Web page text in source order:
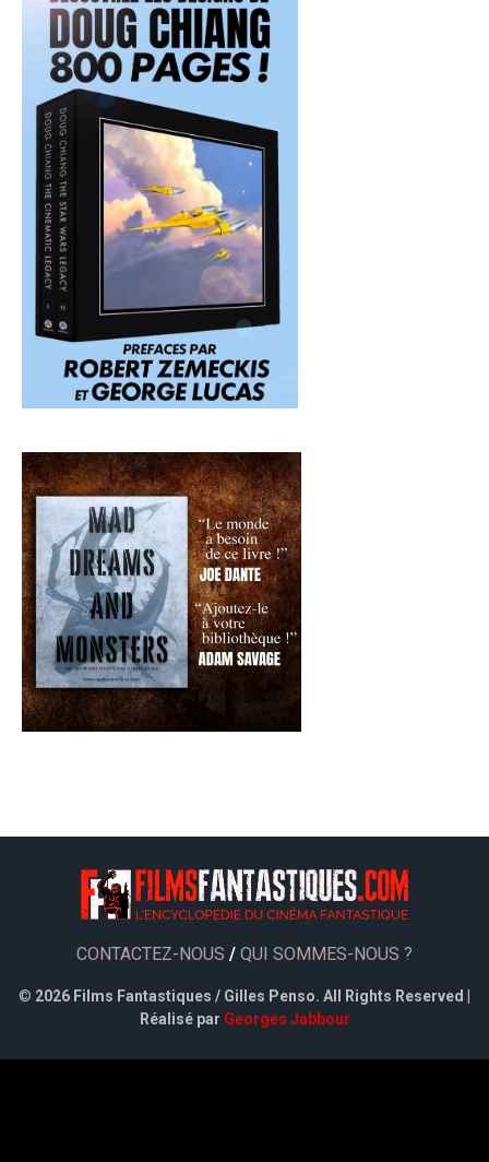
CONTACTEZ-NOUS / QUI SOMMES-NOUS ?
© 2026 Films Fantastiques / Gilles Penso. All Rights Reserved |
Réalisé par Georges Jabbour